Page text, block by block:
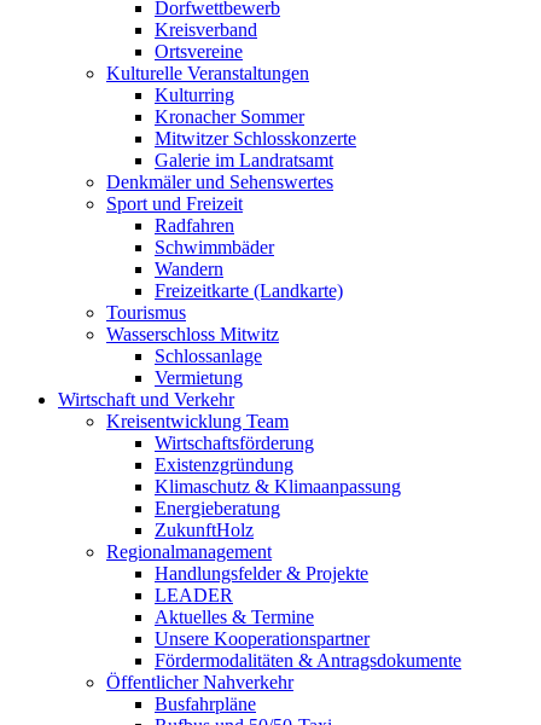
Dorfwettbewerb
Kreisverband
Ortsvereine
Kulturelle Veranstaltungen
Kulturring
Kronacher Sommer
Mitwitzer Schlosskonzerte
Galerie im Landratsamt
Denkmäler und Sehenswertes
Sport und Freizeit
Radfahren
Schwimmbäder
Wandern
Freizeitkarte (Landkarte)
Tourismus
Wasserschloss Mitwitz
Schlossanlage
Vermietung
Wirtschaft und Verkehr
Kreisentwicklung Team
Wirtschaftsförderung
Existenzgründung
Klimaschutz & Klimaanpassung
Energieberatung
ZukunftHolz
Regionalmanagement
Handlungsfelder & Projekte
LEADER
Aktuelles & Termine
Unsere Kooperationspartner
Fördermodalitäten & Antragsdokumente
Öffentlicher Nahverkehr
Busfahrpläne